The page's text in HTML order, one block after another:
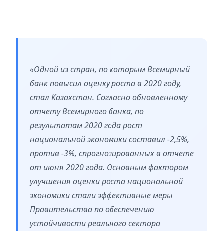
«Одной из стран, по которым Всемирный
банк повысил оценку роста в 2020 году,
стал Казахстан. Согласно обновленному
отчету Всемирного банка, по
результатам 2020 года рост
национальной экономики составил -2,5%,
против -3%, спрогнозированных в отчете
от июня 2020 года. Основным фактором
улучшения оценки роста национальной
экономики стали эффективные меры
Правительства по обеспечению
устойчивости реального сектора